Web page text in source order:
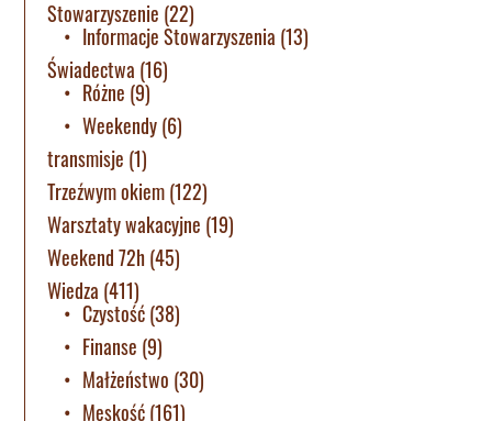
Stowarzyszenie (22)
Informacje Stowarzyszenia (13)
Świadectwa (16)
Różne (9)
Weekendy(6)
transmisje (1)
Trzeźwym okiem(122)
Warsztaty wakacyjne (19)
Weekend 72h(45)
Wiedza (411)
Czystość(38)
Finanse (9)
Małżeństwo (30)
Męskość(161)